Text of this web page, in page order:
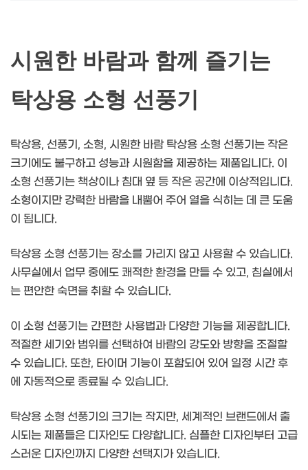
시원한 바람과 함께 즐기는
탁상용 소형 선풍기
탁상용, 선풍기, 소형, 시원한 바람 탁상용 소형 선풍기는 작은
크기에도 불구하고 성능과 시원함을 제공하는 제품입니다. 이
소형 선풍기는 책상이나 침대 옆 등 작은 공간에 이상적입니다.
소형이지만 강력한 바람을 내뿜어 주어 열을 식히는 데 큰 도움
이 됩니다.
탁상용 소형 선풍기는 장소를 가리지 않고 사용할 수 있습니다.
사무실에서 업무 중에도 쾌적한 환경을 만들 수 있고, 침실에서
는 편안한 숙면을 취할 수 있습니다.
이 소형 선풍기는 간편한 사용법과 다양한 기능을 제공합니다.
적절한 세기와 범위를 선택하여 바람의 강도와 방향을 조절할
수 있습니다. 또한, 타이머 기능이 포함되어 있어 일정 시간 후
에 자동적으로 종료될 수 있습니다.
탁상용 소형 선풍기의 크기는 작지만, 세계적인 브랜드에서 출
시되는 제품들은 디자인도 다양합니다. 심플한 디자인부터 고급
스러운 디자인까지 다양한 선택지가 있습니다.